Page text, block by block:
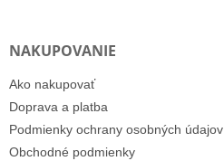
NAKUPOVANIE
Ako nakupovať
Doprava a platba
Podmienky ochrany osobných údajov
Obchodné podmienky